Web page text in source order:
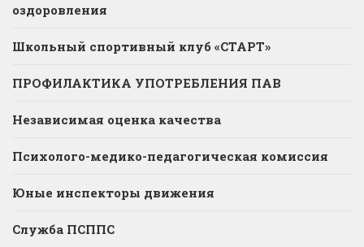
оздоровления
Школьный спортивный клуб «СТАРТ»
ПРОФИЛАКТИКА УПОТРЕБЛЕНИЯ ПАВ
Независимая оценка качества
Психолого-медико-педагогическая комиссия
Юные инспекторы движения
Служба ПСППС